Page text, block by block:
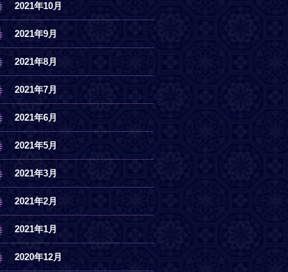
2021年10月
2021年9月
2021年8月
2021年7月
2021年6月
2021年5月
2021年3月
2021年2月
2021年1月
2020年12月